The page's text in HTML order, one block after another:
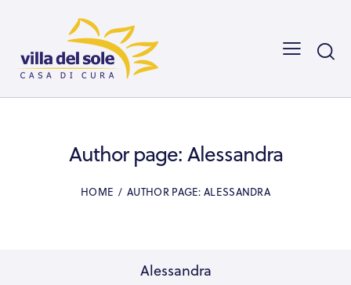
Author page: Alessandra
HOME AUTHOR PAGE: ALESSANDRA
Alessandra